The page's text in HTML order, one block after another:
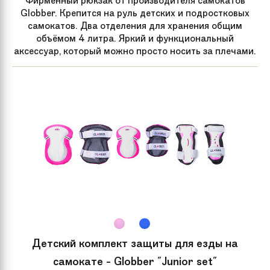
Артикул
производителя
SA0065
Задний тормоз Ножной
Globber. Крепится на руль детских и подростковых
самокатов. Два отделения для хранения общим
объёмом 4 литра. Яркий и функциональный
аксессуар, который можно просто носить за плечами.
Детский комплект защиты для езды на
самокате - Globber "Junior set"